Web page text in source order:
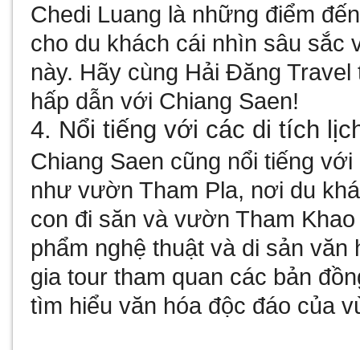
Chedi Luang là những điểm
cho du khách cái nhìn sâu sắc
này. Hãy cùng Hải Đăng
hấp dẫn với Chiang Saen!​
4. Nổi tiếng với các di tích
Chiang Saen cũng nổi tiếng
như vườn Tham Pla, nơi du
con đi săn và vườn Tham
phẩm nghệ thuật và di sản
gia tour tham quan các bản
tìm hiểu văn hóa độc đáo của